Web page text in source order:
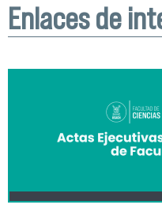
Enlaces de